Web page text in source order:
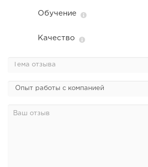
Обучение
Качество